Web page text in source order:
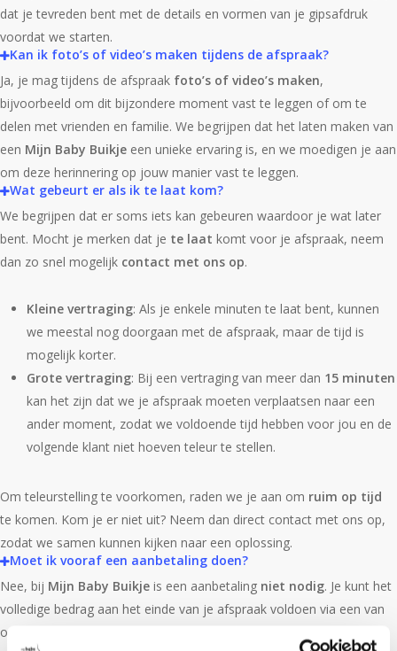
dat je tevreden bent met de details en vormen van je gipsafdruk
voordat we starten.
Kan ik foto’s of video’s maken tijdens de afspraak?
Ja, je mag tijdens de afspraak foto’s of video’s maken,
bijvoorbeeld om dit bijzondere moment vast te leggen of om te
delen met vrienden en familie. We begrijpen dat het laten maken van
een Mijn Baby Buikje een unieke ervaring is, en we moedigen je aan
om deze herinnering op jouw manier vast te leggen.
Wat gebeurt er als ik te laat kom?
We begrijpen dat er soms iets kan gebeuren waardoor je wat later
bent. Mocht je merken dat je te laat komt voor je afspraak, neem
dan zo snel mogelijk contact met ons op.
Kleine vertraging: Als je enkele minuten te laat bent, kunnen
we meestal nog doorgaan met de afspraak, maar de tijd is
mogelijk korter.
Grote vertraging: Bij een vertraging van meer dan 15 minuten
kan het zijn dat we je afspraak moeten verplaatsen naar een
ander moment, zodat we voldoende tijd hebben voor jou en de
volgende klant niet hoeven teleur te stellen.
Om teleurstelling te voorkomen, raden we je aan om ruim op tijd
te komen. Kom je er niet uit? Neem dan direct contact met ons op,
zodat we samen kunnen kijken naar een oplossing.
Moet ik vooraf een aanbetaling doen?
Nee, bij Mijn Baby Buikje is een aanbetaling niet nodig. Je kunt het
volledige bedrag aan het einde van je afspraak voldoen via een van
onze betaalmethoden, zoals: